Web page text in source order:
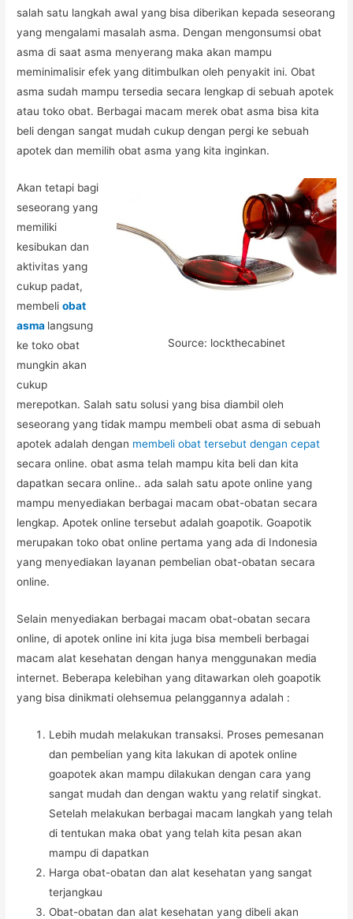
salah satu langkah awal yang bisa diberikan kepada seseorang
yang mengalami masalah asma. Dengan mengonsumsi obat
asma di saat asma menyerang maka akan mampu
meminimalisir efek yang ditimbulkan oleh penyakit ini. Obat
asma sudah mampu tersedia secara lengkap di sebuah apotek
atau toko obat. Berbagai macam merek obat asma bisa kita
beli dengan sangat mudah cukup dengan pergi ke sebuah
apotek dan memilih obat asma yang kita inginkan.
Source: lockthecabinet
Akan tetapi bagi
seseorang yang
memiliki
kesibukan dan
aktivitas yang
cukup padat,
membeliobat
asma langsung
ke toko obat
mungkin akan
cukup
merepotkan. Salah satu solusi yang bisa diambil oleh
seseorang yang tidak mampu membeli obat asma di sebuah
apotek adalah dengan membeli obat tersebut dengan cepat
secara online. obat asma telah mampu kita beli dan kita
dapatkan secara online.. ada salah satu apote online yang
mampu menyediakan berbagai macam obat-obatan secara
lengkap. Apotek online tersebut adalah goapotik. Goapotik
merupakan toko obat online pertama yang ada di Indonesia
yang menyediakan layanan pembelian obat-obatan secara
online.
Selain menyediakan berbagai macam obat-obatan secara
online, di apotek online ini kita juga bisa membeli berbagai
macam alat kesehatan dengan hanya menggunakan media
internet. Beberapa kelebihan yang ditawarkan oleh goapotik
yang bisa dinikmati olehsemua pelanggannya adalah :
Lebih mudah melakukan transaksi. Proses pemesanan
dan pembelian yang kita lakukan di apotek online
goapotek akan mampu dilakukan dengan cara yang
sangat mudah dan dengan waktu yang relatif singkat.
Setelah melakukan berbagai macam langkah yang telah
di tentukan maka obat yang telah kita pesan akan
mampu di dapatkan
Harga obat-obatan dan alat kesehatan yang sangat
terjangkau
Obat-obatan dan alat kesehatan yang dibeli akan